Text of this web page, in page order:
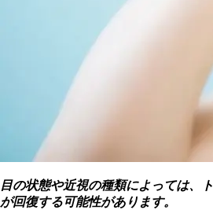
目の状態や近視の種類によっては、
が回復する可能性があります。